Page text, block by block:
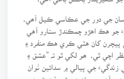
جي دور جي عڪاسي ڪيل آھي.
جو هڪ اهڙو چمڪندڙ ستارو آهي
پيچرن کان هٽي ڪري هڪ منفرد ۽
اچي ٿي. ھو لکي ٿو تہ ”عشق ۽
جي پيالي ۾ سدائين نَوان
آهي. ۽ مان هميشہ مڌهوشيءَ جي